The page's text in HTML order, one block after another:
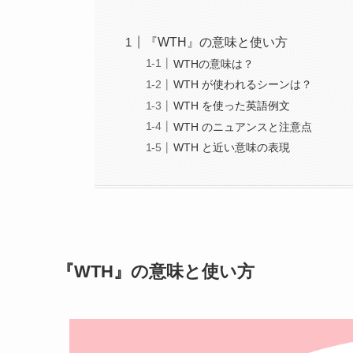
『WTH』の意味と使い方
WTHの意味は？
WTH が使われるシーンは？
WTH を使った英語例文
WTH のニュアンスと注意点
WTH と近い意味の表現
『WTH』の意味と使い方